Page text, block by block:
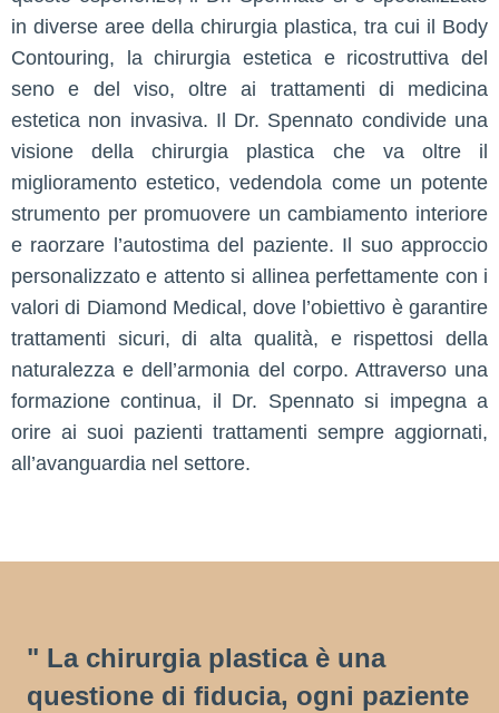
in diverse aree della chirurgia plastica, tra cui il Body
Contouring, la chirurgia estetica e ricostruttiva del
seno e del viso, oltre ai trattamenti di medicina
estetica non invasiva. Il Dr. Spennato condivide una
visione della chirurgia plastica che va oltre il
miglioramento estetico, vedendola come un potente
strumento per promuovere un cambiamento interiore
e raorzare l’autostima del paziente. Il suo approccio
personalizzato e attento si allinea perfettamente con i
valori di Diamond Medical, dove l’obiettivo è garantire
trattamenti sicuri, di alta qualità, e rispettosi della
naturalezza e dell’armonia del corpo. Attraverso una
formazione continua, il Dr. Spennato si impegna a
orire ai suoi pazienti trattamenti sempre aggiornati,
all’avanguardia nel settore.
" La chirurgia plastica è una
questione di fiducia, ogni paziente